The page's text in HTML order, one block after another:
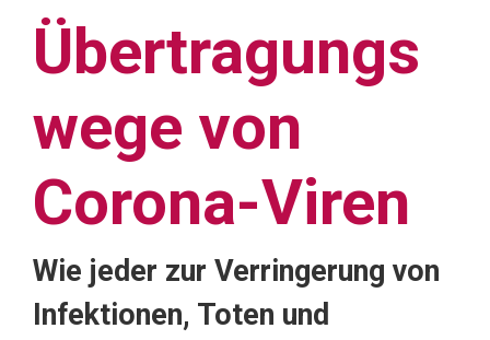
Übertragungs
wege von
Corona-Viren
Wie jeder zur Verringerung von
Infektionen, Toten und